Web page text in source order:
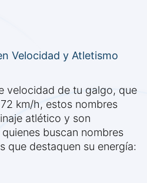
Velocidad y Atletismo
velocidad de tu galgo, que
km/h, estos nombres
atlético y son
buscan nombres
que destaquen su energía: